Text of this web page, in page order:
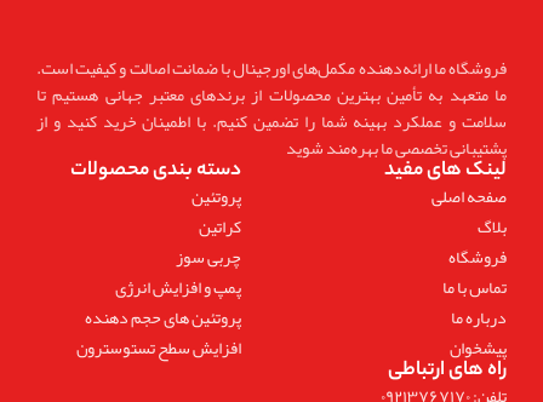
فروشگاه ما ارائه‌دهنده مکمل‌های اورجینال با ضمانت اصالت و کیفیت است.
ما متعهد به تأمین بهترین محصولات از برندهای معتبر جهانی هستیم تا
سلامت و عملکرد بهینه شما را تضمین کنیم. با اطمینان خرید کنید و از
پشتیبانی تخصصی ما بهره‌مند شوید
لینک های مفید
صفحه اصلی
بلاگ
فروشگاه
تماس با ما
درباره ما
پیشخوان
دسته بندی محصولات
پروتئین
کراتین
چربی سوز
پمپ و افزایش انرژی
پروتئین های حجم دهنده
افزایش سطح تستوسترون
راه های ارتباطی